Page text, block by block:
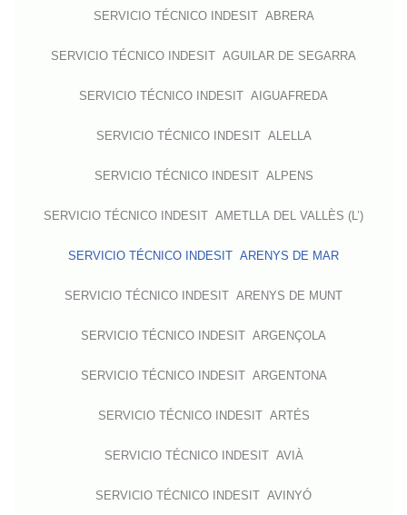
SERVICIO TÉCNICO INDESIT ABRERA
SERVICIO TÉCNICO INDESIT AGUILAR DE SEGARRA
SERVICIO TÉCNICO INDESIT AIGUAFREDA
SERVICIO TÉCNICO INDESIT ALELLA
SERVICIO TÉCNICO INDESIT ALPENS
SERVICIO TÉCNICO INDESIT AMETLLA DEL VALLÈS (L’)
SERVICIO TÉCNICO INDESIT ARENYS DE MAR
SERVICIO TÉCNICO INDESIT ARENYS DE MUNT
SERVICIO TÉCNICO INDESIT ARGENÇOLA
SERVICIO TÉCNICO INDESIT ARGENTONA
SERVICIO TÉCNICO INDESIT ARTÉS
SERVICIO TÉCNICO INDESIT AVIÀ
SERVICIO TÉCNICO INDESIT AVINYÓ